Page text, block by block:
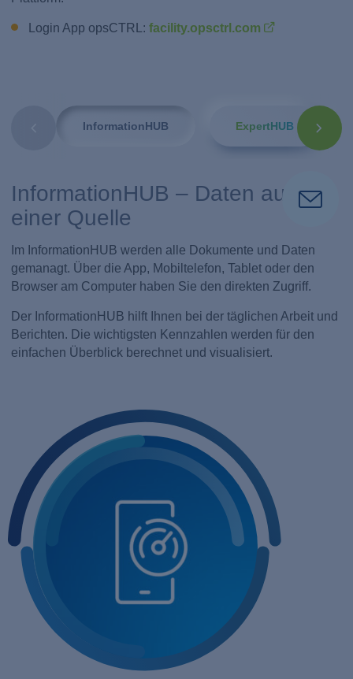
Login App opsCTRL: facility.opsctrl.com
InformationHUB ExpertHUB
InformationHUB – Daten aus
einer Quelle
Im InformationHUB werden alle Dokumente und Daten
gemanagt. Über die App, Mobiltelefon, Tablet oder den
Browser am Computer haben Sie den direkten Zugriff.
Der InformationHUB hilft Ihnen bei der täglichen Arbeit und
Berichten. Die wichtigsten Kennzahlen werden für den
einfachen Überblick berechnet und visualisiert.